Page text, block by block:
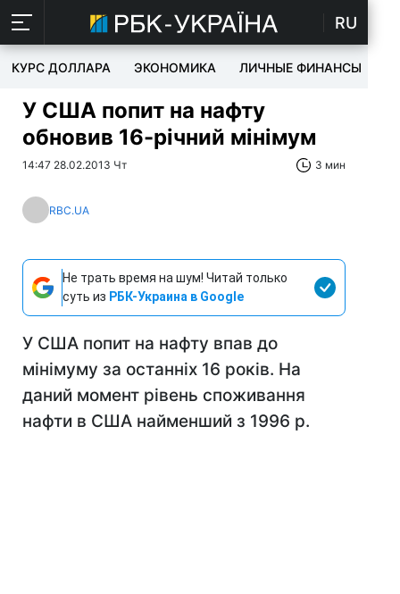
RU
КУРС ДОЛЛАРА ЭКОНОМИКА ЛИЧНЫЕ ФИНАНСЫ
У США попит на нафту
обновив 16-річний мінімум
14:47 28.02.2013 Чт 3 мин
RBC.UA
Не трать время на шум! Читай только
суть из РБК-Украина в Google
У США попит на нафту впав до
мінімуму за останніх 16 років. На
даний момент рівень споживання
нафти в США найменший з 1996 р.